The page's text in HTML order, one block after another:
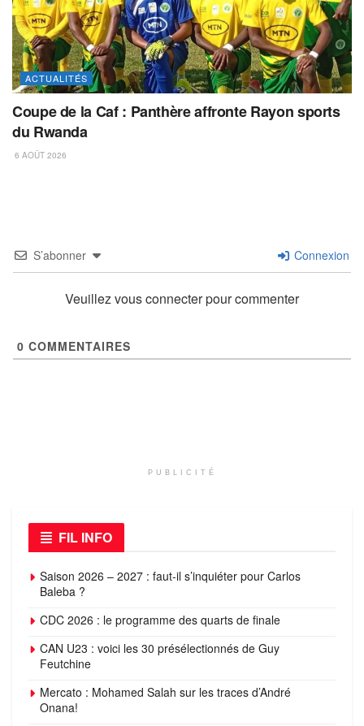
ACTUALITÉS
Coupe de la Caf : Panthère affronte Rayon sports
du Rwanda
6 AOÛT 2026
S’abonner Connexion
Veuillez vous connecter pour commenter
0 COMMENTAIRES
PUBLICITÉ
FIL INFO
Saison 2026 – 2027 : faut-il s’inquiéter pour Carlos
Baleba ?
CDC 2026 : le programme des quarts de finale
CAN U23 : voici les 30 présélectionnés de Guy
Feutchine
Mercato : Mohamed Salah sur les traces d’André
Onana!